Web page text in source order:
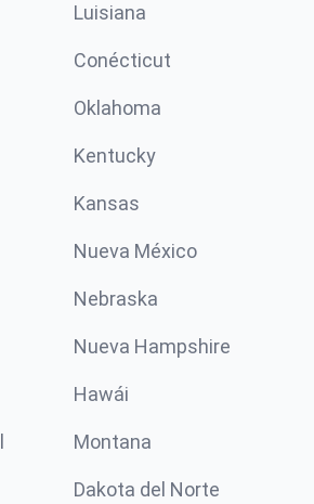
Luisiana
Conécticut
Oklahoma
Kentucky
Kansas
Nueva México
Nebraska
Nueva Hampshire
Hawái
Montana
Dakota del Norte